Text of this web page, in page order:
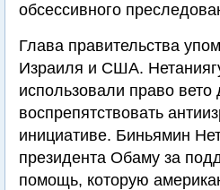
обсессивного
Глава правительства
Израиля и США.
использовали право вето
воспрепятствовать
инициативе. Биньямин
президента Обаму за
помощь, которую